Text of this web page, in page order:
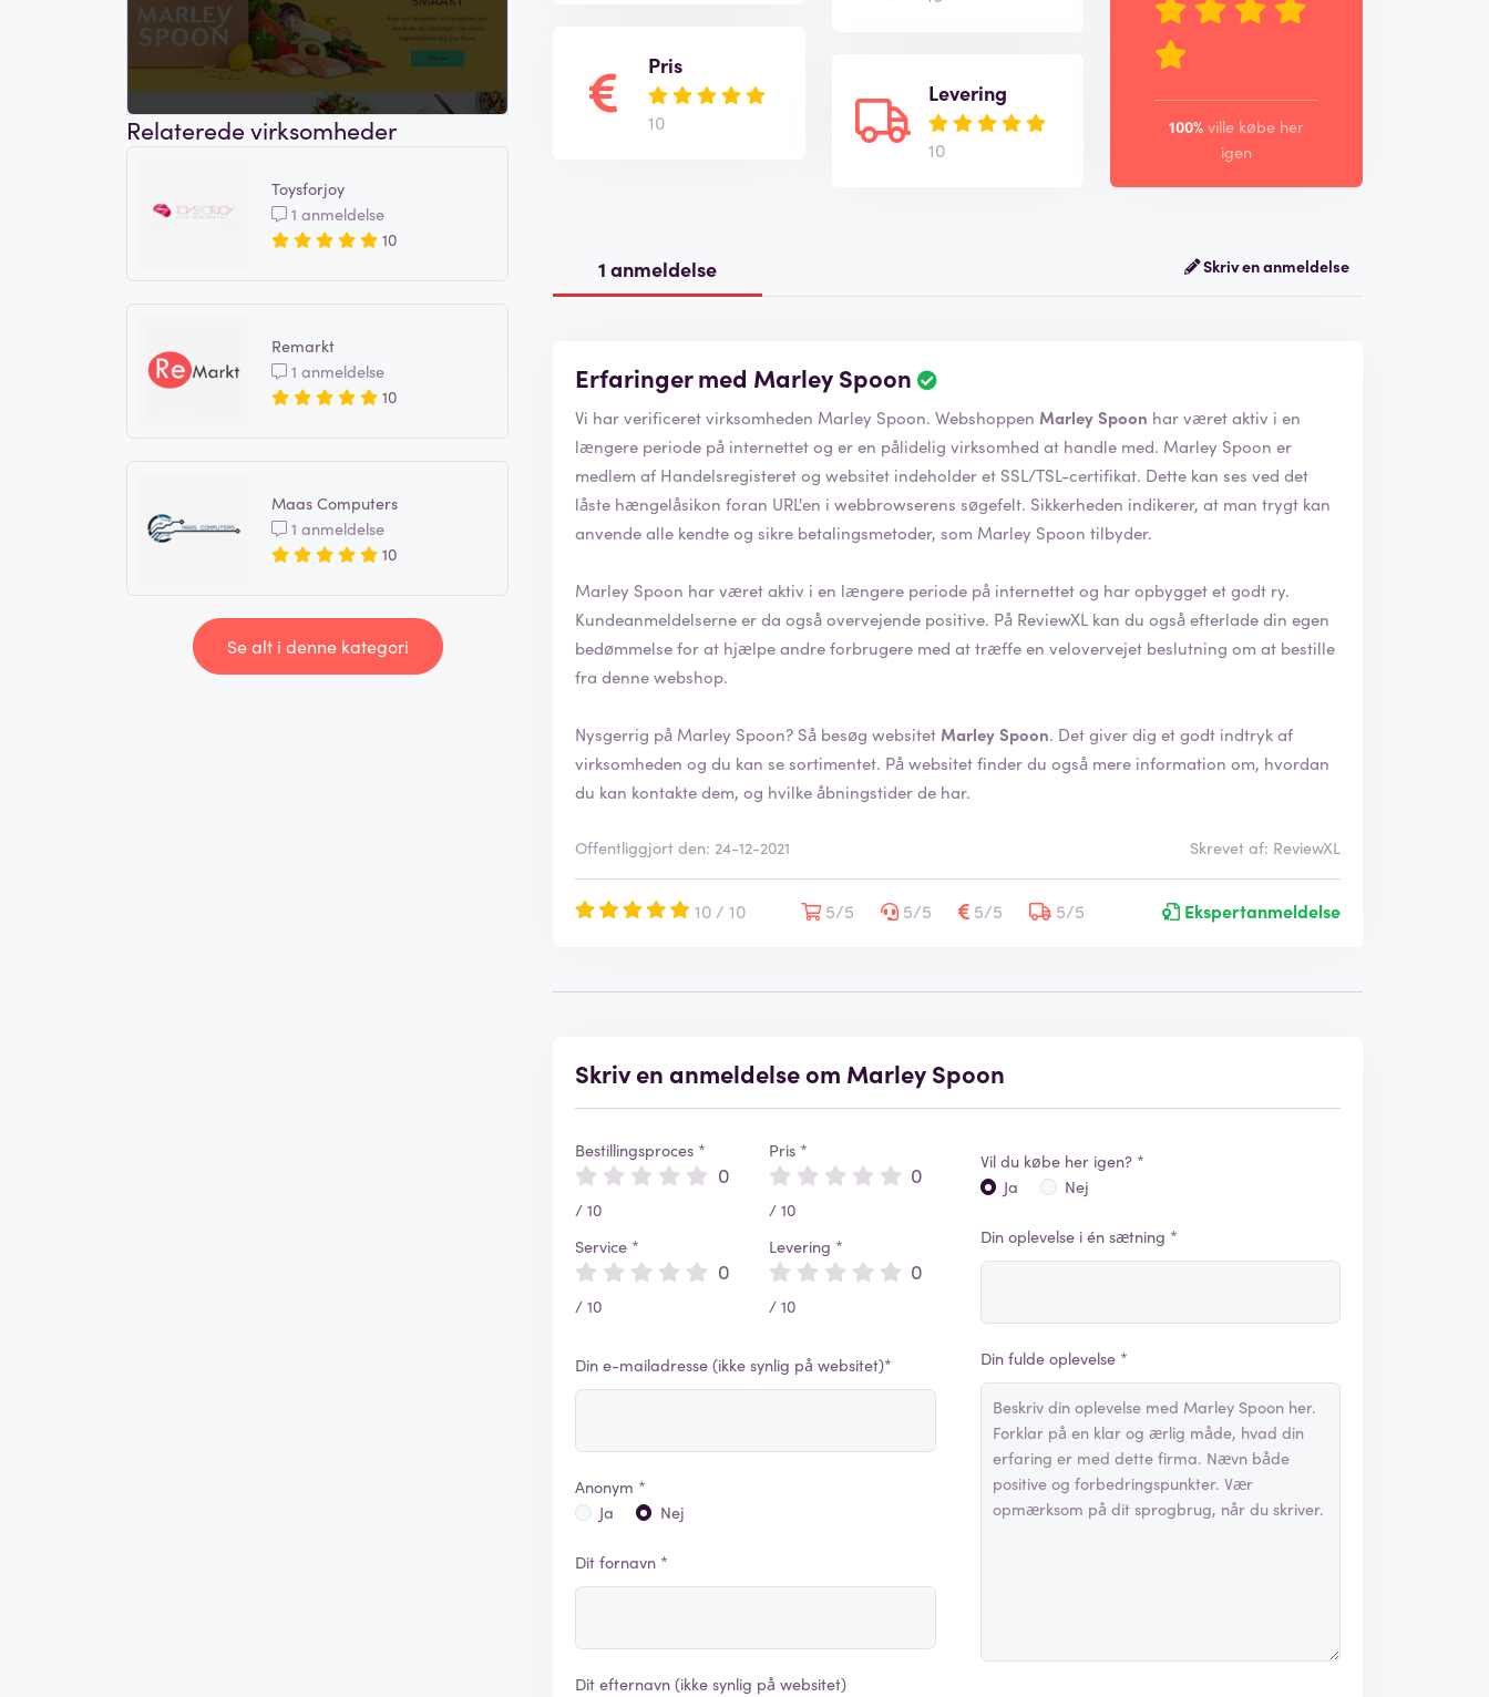
Relaterede virksomheder
Toysforjoy
1 anmeldelse
10
Remarkt
1 anmeldelse
10
Maas Computers
1 anmeldelse
10
Se alt i denne kategori
Pris
10
Levering
10
100% ville købe her
igen
1 anmeldelse Skriv en anmeldelse
Erfaringer med Marley Spoon
Vi har verificeret virksomheden Marley Spoon. Webshoppen Marley Spoon har været aktiv i en
længere periode på internettet og er en pålidelig virksomhed at handle med. Marley Spoon er
medlem af Handelsregisteret og websitet indeholder et SSL/TSL-certifikat. Dette kan ses ved det
låste hængelåsikon foran URL'en i webbrowserens søgefelt. Sikkerheden indikerer, at man trygt kan
anvende alle kendte og sikre betalingsmetoder, som Marley Spoon tilbyder.
Marley Spoon har været aktiv i en længere periode på internettet og har opbygget et godt ry.
Kundeanmeldelserne er da også overvejende positive. På ReviewXL kan du også efterlade din egen
bedømmelse for at hjælpe andre forbrugere med at træffe en velovervejet beslutning om at bestille
fra denne webshop.
Nysgerrig på Marley Spoon? Så besøg websitet Marley Spoon. Det giver dig et godt indtryk af
virksomheden og du kan se sortimentet. På websitet finder du også mere information om, hvordan
du kan kontakte dem, og hvilke åbningstider de har.
Offentliggjort den: 24-12-2021 Skrevet af: ReviewXL
10 / 10 5/5 5/5 5/5 5/5 Ekspertanmeldelse
Skriv en anmeldelse om Marley Spoon
Bestillingsproces *
0
/ 10
Service *
0
/ 10
Pris *
0
/ 10
Levering *
0
/ 10
Din e-mailadresse (ikke synlig på websitet)*
Anonym *
Ja
Nej
Dit fornavn *
Dit efternavn (ikke synlig på websitet)
Vil du købe her igen? *
Ja
Nej
Din oplevelse i én sætning *
Din fulde oplevelse *